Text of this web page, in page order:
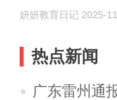
妍妍教育日记 2025-
热点新闻
广东雷州通